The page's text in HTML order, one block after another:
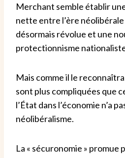
Merchant semble établir
nette entre l’ère
désormais révolue et une
protectionnisme
Mais comme il le
sont plus compliquées que
l’État dans l’économie n’a
néolibéralisme.
La « sécuronomie » promue